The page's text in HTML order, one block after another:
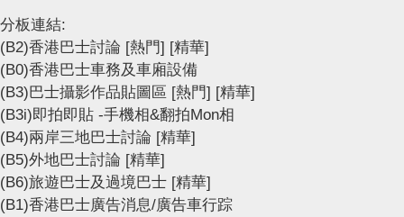
分板連結:
(B2)香港巴士討論 [熱門] [精華]
(B0)香港巴士車務及車廂設備
(B3)巴士攝影作品貼圖區 [熱門] [精華]
(B3i)即拍即貼 -手機相&翻拍Mon相
(B4)兩岸三地巴士討論 [精華]
(B5)外地巴士討論 [精華]
(B6)旅遊巴士及過境巴士 [精華]
(B1)香港巴士廣告消息/廣告車行踪